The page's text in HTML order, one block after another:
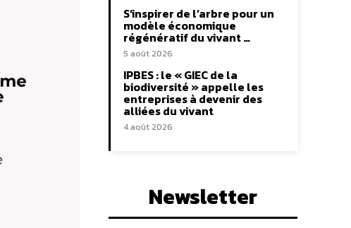
S’inspirer de l’arbre pour un
modèle économique
régénératif du vivant …
5 août 2026
IPBES : le « GIEC de la
biodiversité » appelle les
entreprises à devenir des
alliées du vivant
4 août 2026
Newsletter